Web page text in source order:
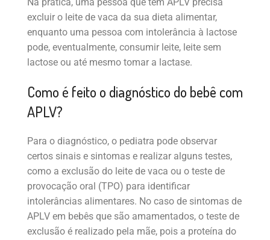
Na prática, uma pessoa que tem APLV precisa
excluir o leite de vaca da sua dieta alimentar,
enquanto uma pessoa com intolerância à lactose
pode, eventualmente, consumir leite, leite sem
lactose ou até mesmo tomar a lactase.
Como é feito o diagnóstico do bebê com
APLV?
Para o diagnóstico, o pediatra pode observar
certos sinais e sintomas e realizar alguns testes,
como a exclusão do leite de vaca ou o teste de
provocação oral (TPO) para identificar
intolerâncias alimentares. No caso de sintomas de
APLV em bebês que são amamentados, o teste de
exclusão é realizado pela mãe, pois a proteína do